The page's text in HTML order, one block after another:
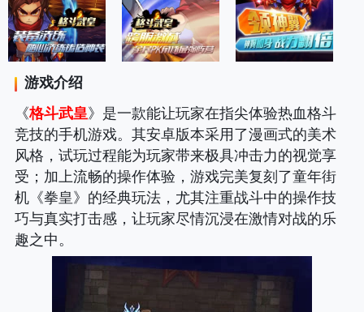
游戏介绍
《格斗武皇》是一款能让玩家在指尖体验热血格斗
竞技的手机游戏。其安卓版本采用了漫画式的美术
风格，试玩过程能为玩家带来极具冲击力的视觉享
受；加上流畅的操作体验，游戏完美复刻了童年街
机《拳皇》的经典玩法，尤其注重战斗中的操作技
巧与真实打击感，让玩家尽情沉浸在激情对战的乐
趣之中。